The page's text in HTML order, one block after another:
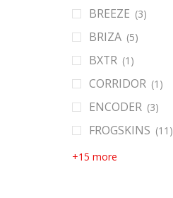
BREEZE (3)
BRIZA (5)
BXTR (1)
CORRIDOR (1)
ENCODER (3)
FROGSKINS (11)
+15 more